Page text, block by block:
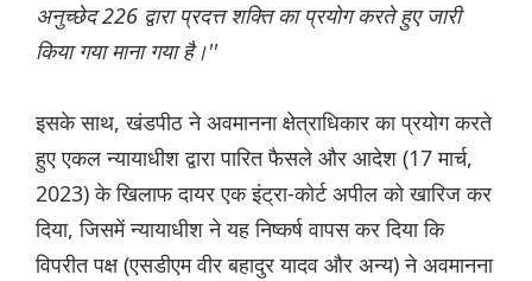
अनुच्छेद 226 द्वारा प्रदत्त शक्ति का प्रयोग करते हुए जारी
किया गया माना गया है।''
इसके साथ, खंडपीठ ने अवमानना क्षेत्राधिकार का प्रयोग करते
हुए एकल न्यायाधीश द्वारा पारित फैसले और आदेश (17 मार्च,
2023) के खिलाफ दायर एक इंट्रा-कोर्ट अपील को खारिज कर
दिया, जिसमें न्यायाधीश ने यह निष्कर्ष वापस कर दिया कि
विपरीत पक्ष (एसडीएम वीर बहादुर यादव और अन्‍य) ने अवमानना